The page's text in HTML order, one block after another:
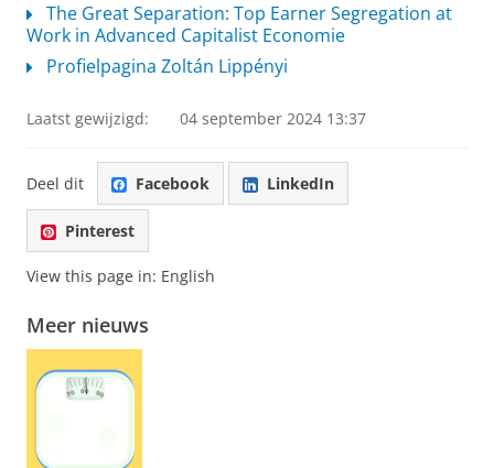
The Great Separation: Top Earner Segregation at
Work in Advanced Capitalist Economie
Profielpagina Zoltán Lippényi
Laatst gewijzigd: 04 september 2024 13:37
Deel dit Facebook LinkedIn
Pinterest
View this page in: English
Meer nieuws